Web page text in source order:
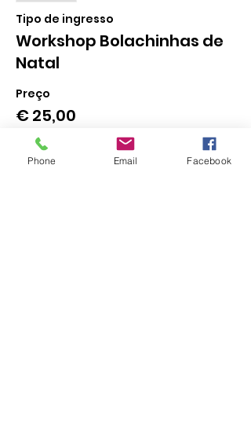
Tipo de ingresso
Workshop Bolachinhas de
Natal
Preço
€ 25,00
Esse evento está esgotado.
Phone Email Facebook